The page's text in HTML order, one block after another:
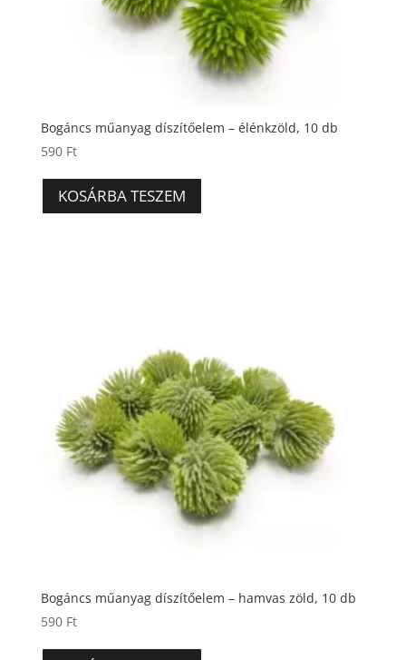
Bogáncs műanyag díszítőelem – élénkzöld, 10 db
590 Ft
KOSÁRBA TESZEM
Bogáncs műanyag díszítőelem – hamvas zöld, 10 db
590 Ft